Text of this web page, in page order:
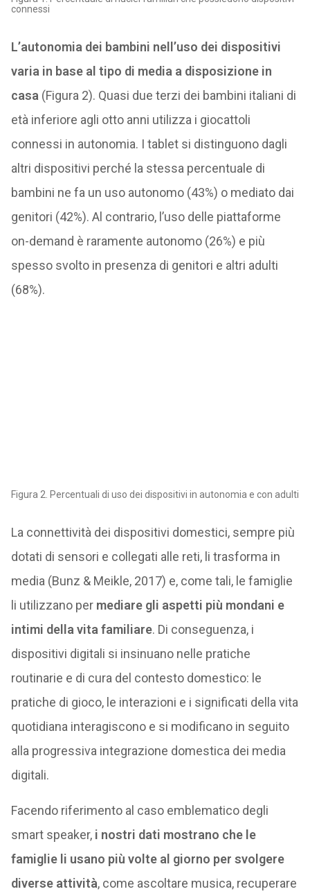
connessi
L’autonomia dei bambini nell’uso dei dispositivi
varia in base al tipo di media a disposizione in
casa (Figura 2). Quasi due terzi dei bambini italiani di
età inferiore agli otto anni utilizza i giocattoli
connessi in autonomia. I tablet si distinguono dagli
altri dispositivi perché la stessa percentuale di
bambini ne fa un uso autonomo (43%) o mediato dai
genitori (42%). Al contrario, l’uso delle piattaforme
on-demand è raramente autonomo (26%) e più
spesso svolto in presenza di genitori e altri adulti
(68%).
Figura 2. Percentuali di uso dei dispositivi in autonomia e con adulti
La connettività dei dispositivi domestici, sempre più
dotati di sensori e collegati alle reti, li trasforma in
media (Bunz & Meikle, 2017) e, come tali, le famiglie
li utilizzano per mediare gli aspetti più mondani e
intimi della vita familiare. Di conseguenza, i
dispositivi digitali si insinuano nelle pratiche
routinarie e di cura del contesto domestico: le
pratiche di gioco, le interazioni e i significati della vita
quotidiana interagiscono e si modificano in seguito
alla progressiva integrazione domestica dei media
digitali.
Facendo riferimento al caso emblematico degli
smart speaker,i nostri dati mostrano che le
famiglie li usano più volte al giorno per svolgere
diverse attività, come ascoltare musica, recuperare